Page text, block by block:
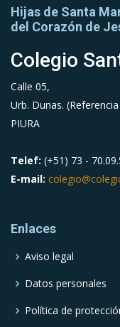
Hijas de Santa
del Corazón de
Colegio
Calle 05,
Urb. Dunas.
PIURA
Telef: (+51) 73 -
E-mail:
Enlaces
Aviso legal
Datos personales
Política de